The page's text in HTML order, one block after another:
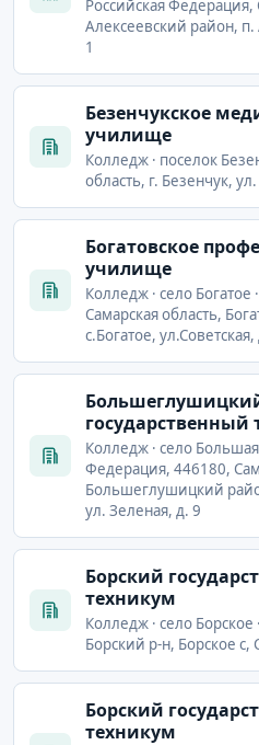
Российская Федерация,
Алексеевский район, п.
1
Безенчукское
училище
Колледж · поселок
область, г. Безенчук,
Богатовское
училище
Колледж · село Богатое
Самарская область,
с.Богатое,
государственный
Колледж · село
Федерация, 446180,
Большеглушицкий
ул. Зеленая, д. 9
Борский
техникум
Колледж · село Борское
Борский р-н, Борское с,
Борский
техникум